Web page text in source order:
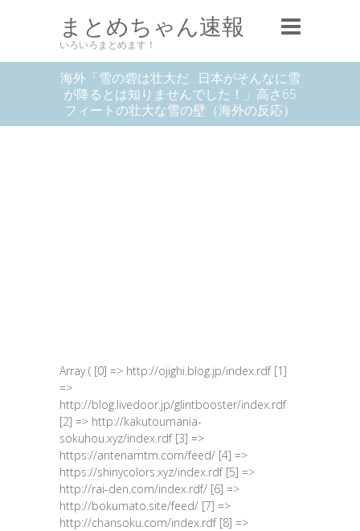
まとめちゃん速報
いろいろまとめます！
海外「雪の砦は壮大だ…日本がそんなに雪
が降るとは知りませんでした！」高さ65
フィートの壮大な雪の壁（海外の反応）
Array ( [0] => http://ojighi.blog.jp/index.rdf [1]
=>
http://blog.livedoor.jp/glintbooster/index.rdf
[2] => http://kakutoumania-
sokuhou.xyz/index.rdf [3] =>
https://antenamtm.com/feed/ [4] =>
https://shinycolors.xyz/index.rdf [5] =>
http://rai-den.com/index.rdf/ [6] =>
http://bokumato.site/feed/ [7] =>
http://chansoku.com/index.rdf [8] =>